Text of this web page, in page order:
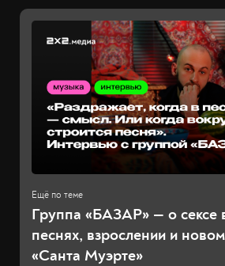
Группа «БАЗАР» — о сексе
песнях, взрослении и
«Санта Муэрте»